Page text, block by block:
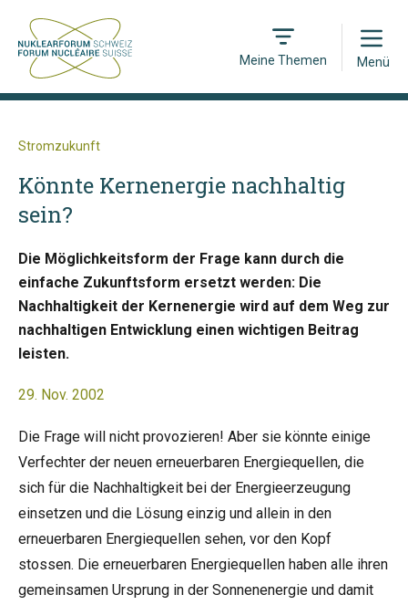
Meine Themen
Open
Menü
Stromzukunft
Könnte Kernenergie nachhaltig
sein?
Die Möglichkeitsform der Frage kann durch die
einfache Zukunftsform ersetzt werden: Die
Nachhaltigkeit der Kernenergie wird auf dem Weg zur
nachhaltigen Entwicklung einen wichtigen Beitrag
leisten.
29. Nov. 2002
Die Frage will nicht provozieren! Aber sie könnte einige
Verfechter der neuen erneuerbaren Energiequellen, die
sich für die Nachhaltigkeit bei der Energieerzeugung
einsetzen und die Lösung einzig und allein in den
erneuerbaren Energiequellen sehen, vor den Kopf
stossen. Die erneuerbaren Energiequellen haben alle ihren
gemeinsamen Ursprung in der Sonnenenergie und damit